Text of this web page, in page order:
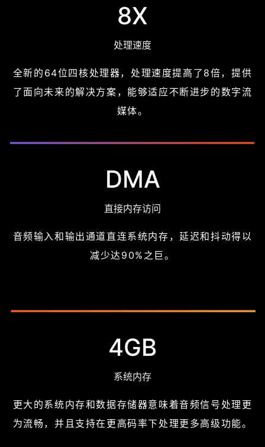
8X
处理速度
全新的64位四核处理器，处理速度提高了8倍，提供
了面向未来的解决方案，能够适应不断进步的数字流
媒体。
DMA
直接内存访问
音频输入和输出通道直连系统内存，延迟和抖动得以
减少达90%之巨。
4GB
系统内存
更大的系统内存和数据存储器意味着音频信号处理更
为流畅，并且支持在更高码率下处理更多高级功能。